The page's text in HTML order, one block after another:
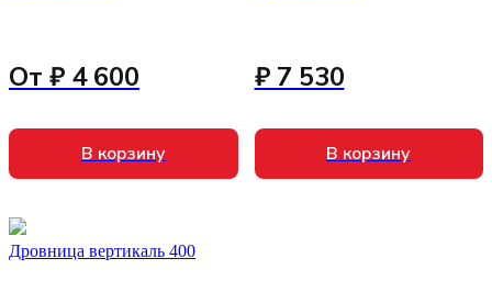
От ₽ 4 600
В корзину
₽ 7 530
В корзину
Дровница вертикаль 400